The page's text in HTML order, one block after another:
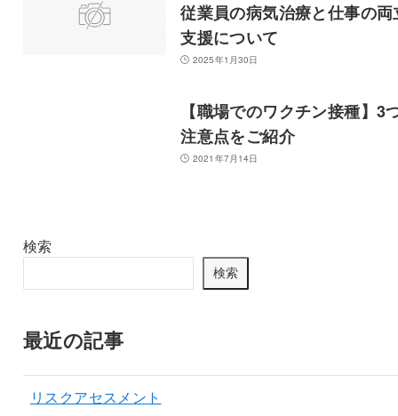
従業員の病気治療と仕事の両
支援について
2025年1月30日
【職場でのワクチン接種】3
注意点をご紹介
2021年7月14日
検索
検索
最近の記事
リスクアセスメント